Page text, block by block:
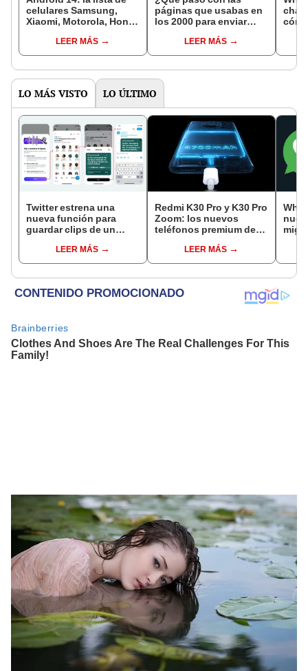
celulares Samsung,
Xiaomi, Motorola, Honor
actualizanLEER MÁS
páginas que usabas en
los 2000 para enviar
amigos?LEER MÁS
chat
LO MÁS VISTO LO ÚLTIMO
Twitter estrena una
nueva función para
guardar clips de un
LEER MÁS
Redmi K30 Pro y K30 Pro
Zoom: los nuevos
teléfonos premium de
cámaras y conectividad
5G [VIDEO]
LEER MÁS